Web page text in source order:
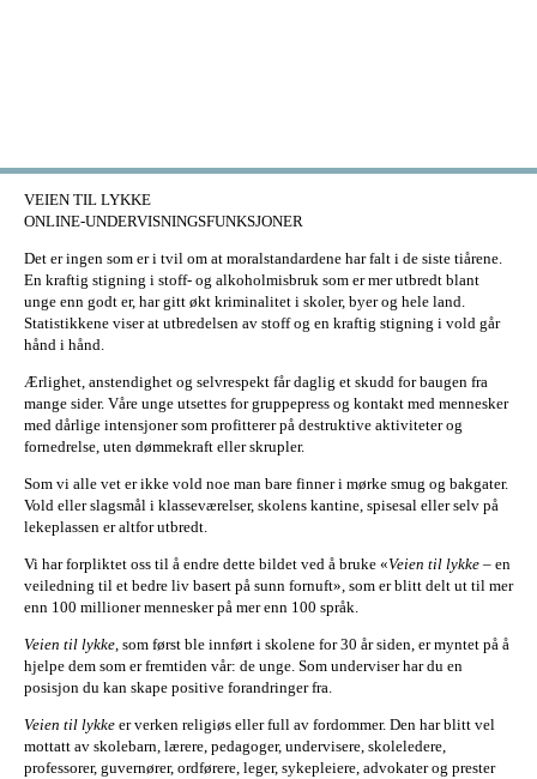
VEIEN TIL LYKKE
ONLINE-UNDERVISNINGSFUNKSJONER
Det er ingen som er i tvil om at moralstandardene har falt i de siste tiårene.
En kraftig stigning i stoff- og alkoholmisbruk som er mer utbredt blant
unge enn godt er, har gitt økt kriminalitet i skoler, byer og hele land.
Statistikkene viser at utbredelsen av stoff og en kraftig stigning i vold går
hånd i hånd.
Ærlighet, anstendighet og selvrespekt får daglig et skudd for baugen fra
mange sider. Våre unge utsettes for gruppepress og kontakt med mennesker
med dårlige intensjoner som profitterer på destruktive aktiviteter og
fornedrelse, uten dømmekraft eller skrupler.
Som vi alle vet er ikke vold noe man bare finner i mørke smug og bakgater.
Vold eller slagsmål i klasseværelser, skolens kantine, spisesal eller selv på
lekeplassen er altfor utbredt.
Vi har forpliktet oss til å endre dette bildet ved å bruke «Veien til lykke – en
veiledning til et bedre liv basert på sunn fornuft», som er blitt delt ut til mer
enn 100 millioner mennesker på mer enn 100 språk.
Veien til lykke, som først ble innført i skolene for 30 år siden, er myntet på å
hjelpe dem som er fremtiden vår: de unge. Som underviser har du en
posisjon du kan skape positive forandringer fra.
Veien til lykke er verken religiøs eller full av fordommer. Den har blitt vel
mottatt av skolebarn, lærere, pedagoger, undervisere, skoleledere,
professorer, guvernører, ordførere, leger, sykepleiere, advokater og prester